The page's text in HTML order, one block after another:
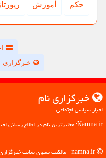
حكم آموزش
خبرگزاری نام
اخبار سیاسی اجتماعی
Namna.ir: معتبرترین نام در اطلاع رسانی اخبار سیاسی و اجتماعی، گامی مطمئن به سوی آگاهی